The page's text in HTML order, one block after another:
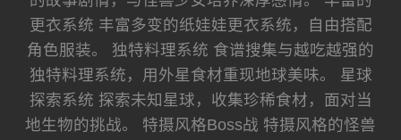
更衣系统 丰富多变的纸娃娃更衣系统，自由搭配
角色服装。 独特料理系统 食谱搜集与越吃越强的
独特料理系统，用外星食材重现地球美味。 星球
探索系统 探索未知星球，收集珍稀食材，面对当
地生物的挑战。 特摄风格Boss战 特摄风格的怪兽